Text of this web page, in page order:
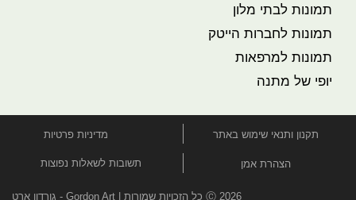
תמונות לבתי מלון
תמונות לחברות הייטק
תמונות למרפאות
יופי של מתנה
תקנון ותנאי שימוש באתר מדיניות פרטיות
הצהרת אמן תשובות לשאלות נפוצות
Ⓒ 2026 כל הזכויות שמורות | Gordon Art - גורדון ארט